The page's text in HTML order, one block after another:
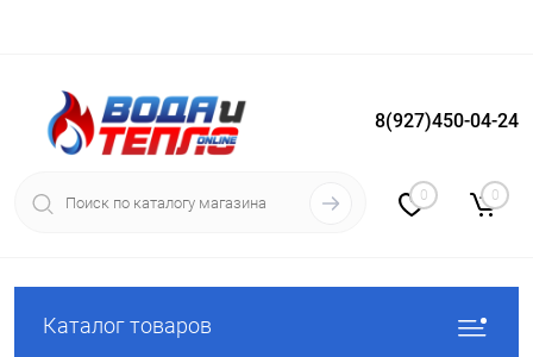
Вход Регистрация
8(927)450-04-24
0 0
Каталог товаров